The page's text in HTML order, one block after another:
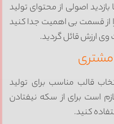
اصولی از محتوای تولید
بی اهمیت جدا کنید
قائل گردید.
قالب مناسب برای تولید
برای از سکه نیفتادن
کنید.